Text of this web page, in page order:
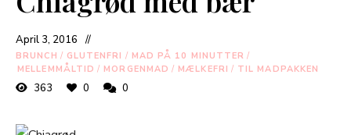
April 3, 2016
BRUNCH / GLUTENFRI / MAD PÅ 10 MINUTTER /
MELLEMMÅLTID / MORGENMAD / MÆLKEFRI / TIL MADPAKKEN
363 0 0